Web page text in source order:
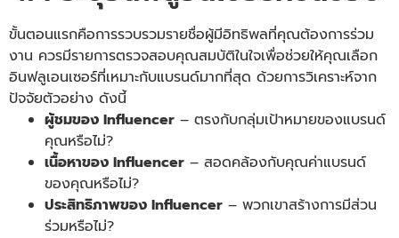
ขั้นตอนแรกคือการรวบรวมรายชื่อผู้มีอิทธิพลที่คุณต้องการร่วม
งาน ควรมีรายการตรวจสอบคุณสมบัติในใจเพื่อช่วยให้คุณเลือก
อินฟลูเอนเซอร์ที่เหมาะกับแบรนด์มากที่สุด ด้วยการวิเคราะห์จาก
ปัจจัยตัวอย่าง ดังนี้
ผู้ชมของ Influencer – ตรงกับกลุ่มเป้าหมายของแบรนด์
คุณหรือไม่?
เนื้อหาของ Influencer – สอดคล้องกับคุณค่าแบรนด์
ของคุณหรือไม่?
ประสิทธิภาพของ Influencer – พวกเขาสร้างการมีส่วน
ร่วมหรือไม่?